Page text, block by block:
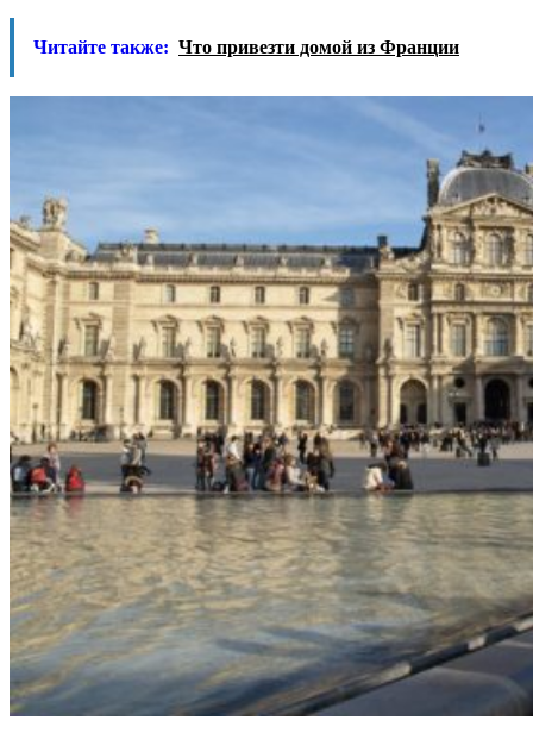
Читайте также: Что привезти домой из Франции